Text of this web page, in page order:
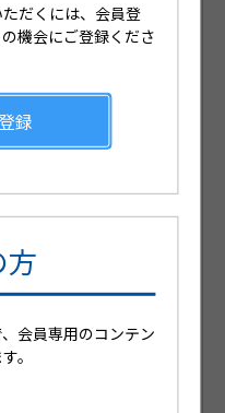
会のLive配信
画コンテンツが
だくには、会員登
機会にご登録くださ
録
方
会員専用のコンテン
。